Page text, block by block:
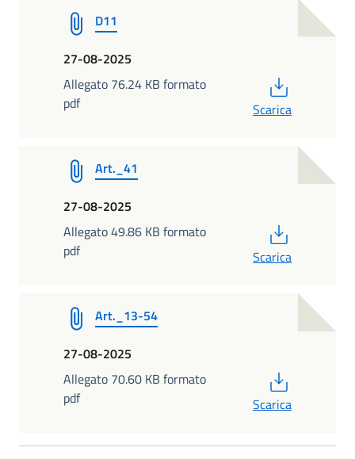
D11
27-08-2025
Allegato 76.24 KB formato
pdf
Scarica
Art._41
27-08-2025
Allegato 49.86 KB formato
pdf
Scarica
Art._13-54
27-08-2025
Allegato 70.60 KB formato
pdf
Scarica